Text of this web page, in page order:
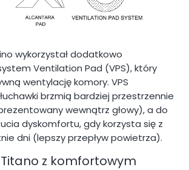
wykorzystał dodatkowo
Ventilation Pad (VPS), który
wentylację komory. VPS
brzmią bardziej przestrzennie
wewnątrz głowy), a do
dyskomfortu, gdy korzysta się z
dni (lepszy przepływ powietrza).
z komfortowym